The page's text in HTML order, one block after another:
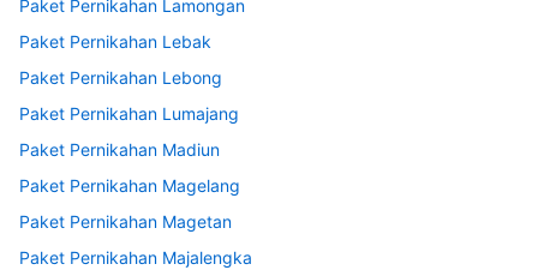
Paket Pernikahan Lamongan
Paket Pernikahan Lebak
Paket Pernikahan Lebong
Paket Pernikahan Lumajang
Paket Pernikahan Madiun
Paket Pernikahan Magelang
Paket Pernikahan Magetan
Paket Pernikahan Majalengka